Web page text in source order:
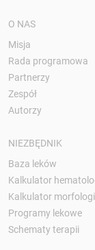
O NAS
Misja
Rada programowa
Partnerzy
Zespół
Autorzy
NIEZBĘDNIK
Baza leków
Kalkulator
Kalkulator
Programy lekowe
Schematy terapii